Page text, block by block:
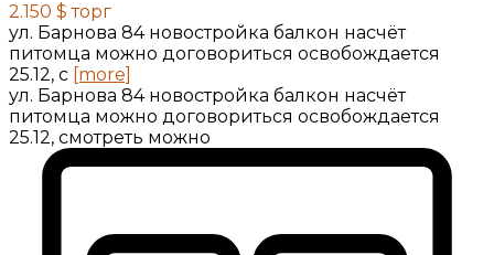
2.150 $торг
ул. Барнова 84 новостройка балкон насчёт
питомца можно договориться освобождается
25.12, с [more]
ул. Барнова 84 новостройка балкон насчёт
питомца можно договориться освобождается
25.12, смотреть можно